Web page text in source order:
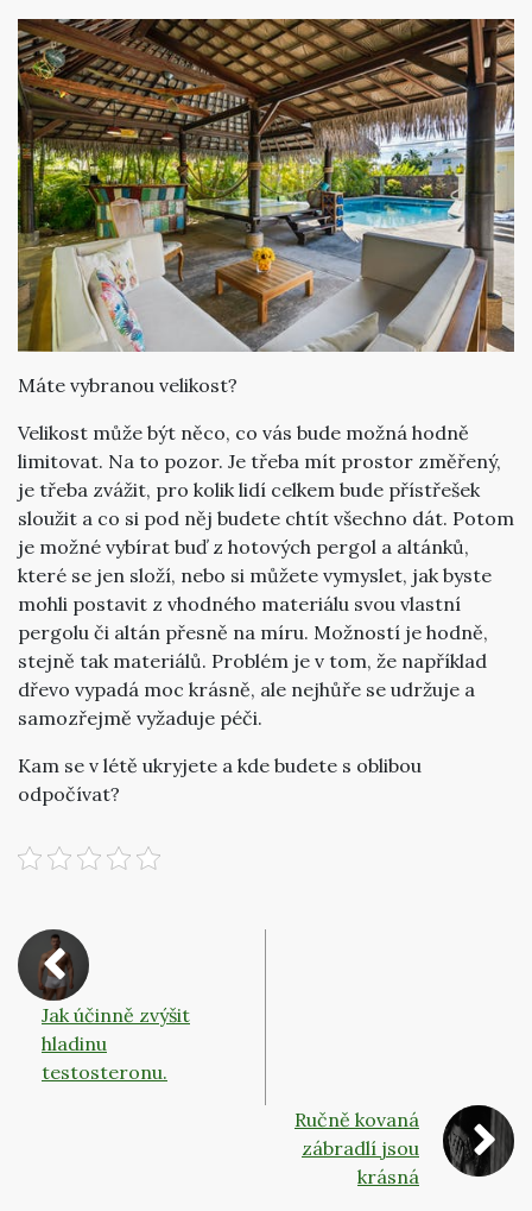
Máte vybranou velikost?
Velikost může být něco, co vás bude možná hodně
limitovat. Na to pozor. Je třeba mít prostor změřený,
je třeba zvážit, pro kolik lidí celkem bude přístřešek
sloužit a co si pod něj budete chtít všechno dát. Potom
je možné vybírat buď z hotových pergol a altánků,
které se jen složí, nebo si můžete vymyslet, jak byste
mohli postavit z vhodného materiálu svou vlastní
pergolu či altán přesně na míru. Možností je hodně,
stejně tak materiálů. Problém je v tom, že například
dřevo vypadá moc krásně, ale nejhůře se udržuje a
samozřejmě vyžaduje péči.
Kam se v létě ukryjete a kde budete s oblibou
odpočívat?
Jak účinně zvýšit
hladinu
testosteronu.
Ručně kovaná
zábradlí jsou
krásná